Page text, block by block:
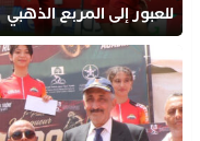
للعبور إلى المربع الذهبي